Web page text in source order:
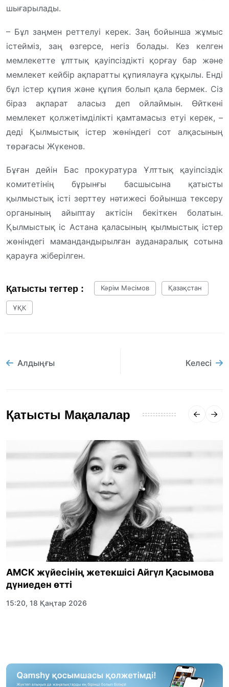
шығарылады.
– Бұл заңмен реттелуі керек. Заң бойынша жұмыс
істейміз, заң өзгерсе, негіз болады. Кез келген
мемлекетте ұлттық қауіпсіздікті қорғау бар және
мемлекет кейбір ақпаратты құпиялауға құқылы. Енді
бұл істер құпия және құпия болып қала бермек. Сіз
біраз ақпарат аласыз деп ойлаймын. Өйткені
мемлекет қолжетімділікті қамтамасыз етуі керек, –
деді Қылмыстық істер жөніндегі сот алқасының
төрағасы Жүкенов.
Бұған дейін Бас прокуратура Ұлттық қауіпсіздік
комитетінің бұрынғы басшысына қатысты
қылмыстық істі зерттеу нәтижесі бойынша тексеру
органының айыптау актісін бекіткен болатын.
Қылмыстық іс Астана қаласының қылмыстық істер
жөніндегі мамандандырылған ауданаралық сотына
қарауға жіберілген.
Қатысты тегтер : Кәрім Мәсімов Қазақстан
ҰҚК
Алдыңғы Келесі
Қатысты Мақалалар
АМСК жүйесінің жетекшісі Айгүл Қасымова
дүниеден өтті
15:20, 18 Қаңтар 2026